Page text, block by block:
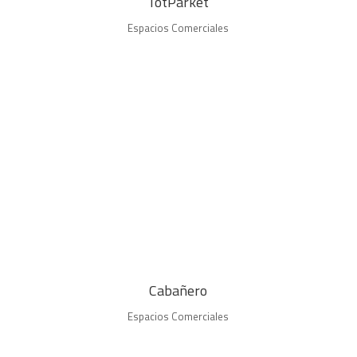
Espacios Comerciales
Cabañero
Espacios Comerciales